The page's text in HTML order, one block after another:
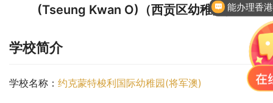
(Tseung Kwan O)（西贡区幼稚园）
学校简介
学校名称： 约克蒙特梭利国际幼稚园(将军澳)
能办理香